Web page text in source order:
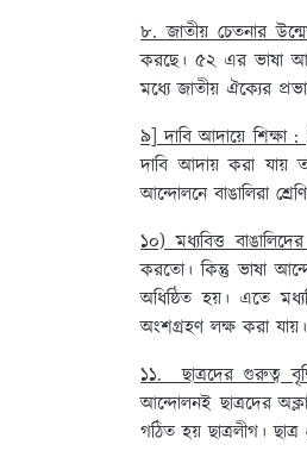
৮. জাতীয় চেতনার
করছে। ৫২ এর ভাষা
মধ্যে জাতীয় ঐক্যের
৯] দাবি আদায়ে শিক্ষা :
দাবি আদায় করা যায়
আন্দোলনে বাঙালিরা
১০) মধ্যবিত্ত
করতো। কিন্তু ভাষা
অধিষ্ঠিত হয়। এতে
অংশগ্রহণ লক্ষ করা
১১. ছাত্রদের গুরুত্ব
আন্দোলনই ছাত্রদের
গঠিত হয় ছাত্রলীগ।